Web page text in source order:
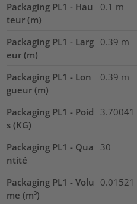
Packaging PL1 - Hau
teur (m)
0.1 m
Packaging PL1 - Larg
eur (m)
0.39 m
Packaging PL1 - Lon
gueur (m)
0.39 m
Packaging PL1 - Poid
s (KG)
3.70041
Packaging PL1 - Qua
ntité
30
Packaging PL1 - Volu
me (m³)
0.01521